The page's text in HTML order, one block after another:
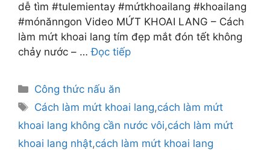
dễ tìm #tulemientay #mứtkhoailang #khoailang
#mónănngon Video MỨT KHOAI LANG – Cách
làm mứt khoai lang tím đẹp mắt đón tết không
chảy nước – …Đọc tiếp
Danh
mục
Công thức nấu ăn
Thẻ
Cách làm mứt khoai lang,cách làm mứt
khoai lang không cần nước vôi,cách làm mứt
khoai lang nhật,cách làm mứt khoai lang